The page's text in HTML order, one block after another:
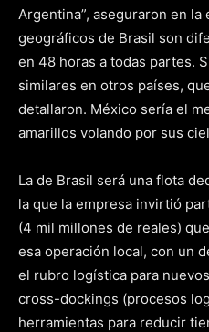
Argentina”, aseguraron en la
geográficos de Brasil son
en 48 horas a todas partes.
similares en otros países,
detallaron. México sería el
amarillos volando por sus
La de Brasil será una flota
la que la empresa invirtió
(4 mil millones de reales)
esa operación local, con un
el rubro logística para
cross-dockings (procesos
herramientas para reducir